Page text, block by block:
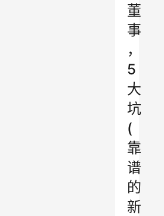
董
事
，
5
大
坑
(
靠
谱
的
新